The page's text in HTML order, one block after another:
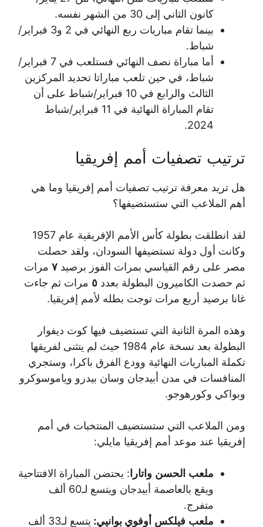
كانون الثاني إلى 30 من الشهر نفسه.
بينما تقام مباريات ربع النهائي في 2 و3 فبراير/
شباط.
أما مباراة نصف النهائي فستلعب في 7 فبراير/
شباط، في حين تلعب مباراتا تحديد المركزين
الثالث والرابع في 10 فبراير/شباط على أن
تقام المباراة النهائية في 11 فبراير/شباط
2024.
ترتيب تصفيات أمم إفريقيا
هل تريد معرفة ترتيب تصفيات أمم إفريقيا وما هي
أهم الملاعب التي ستستضيفها؟
لقد انطلقت بطولة كأس الأمم الإفريقية عام 1957
وكانت أول دولة تستضيفها السودان، ولقد حصلت
مصر على رقم القياسي بمرات الفوز برصيد ٧ مرات
ثم حصدت الكاميرون البطولة بعدد ٥ مرات ثم جاءت
غانا برصيد أربع مرات توجت بطله لأمم إفريقيا.
وهذه المرة الثانية التي تستضيف فيها كوت ديفوار
البطولة بعد نسخة عام 1984 حيث لم يتثنى لفريقها
تكملة المباريات النهائية وودع الفرق باكرا، وستجري
المنافسات في مدن أبيدجان وسان بيدرو وياموسوكرو
وبواكي وكورهوجو.
ومن الملاعب التي ستستضيف المنتخبات في أمم
إفريقيا عند موعد أمم إفريقيا مايلي:
ملعب الحسن واتارا: يحتضن المباراة الافتتاحية
ويقع بالعاصمة أبيدجان ويتسع لـ60 ألف
متفرج.
ملعب فيلكس أوفوي بوانيي: يتسع لـ33 ألف